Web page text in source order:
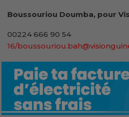
Boussouriou Doumba, pour
00224 666 90 54
16/